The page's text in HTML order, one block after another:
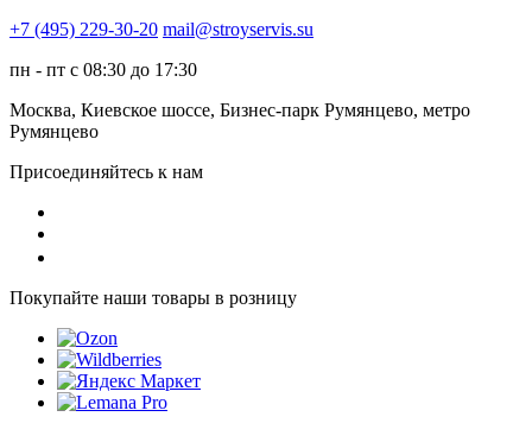
+7 (495) 229-30-20 mail@stroyservis.su
пн - пт с 08:30 до 17:30
Москва, Киевское шоссе, Бизнес-парк Румянцево, метро
Румянцево
Присоединяйтесь к нам
Покупайте наши товары в розницу